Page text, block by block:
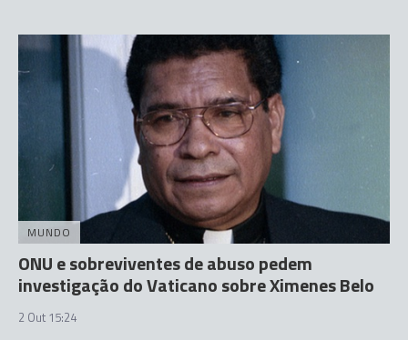
MUNDO
ONU e sobreviventes de abuso pedem
investigação do Vaticano sobre Ximenes Belo
2 Out 15:24